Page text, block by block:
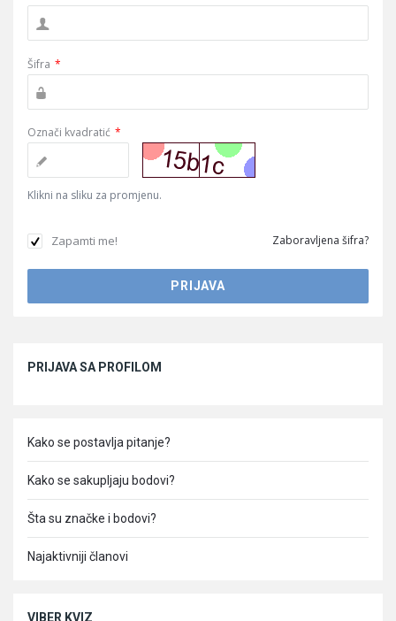
Šifra *
Označi kvadratić *
Klikni na sliku za promjenu.
Zapamti me! Zaboravljena šifra?
PRIJAVA SA PROFILOM
Kako se postavlja pitanje?
Kako se sakupljaju bodovi?
Šta su značke i bodovi?
Najaktivniji članovi
VIBER KVIZ